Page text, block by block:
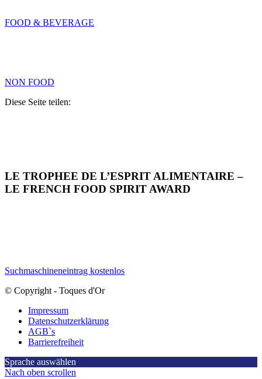
FOOD & BEVERAGE
NON FOOD
Diese Seite teilen:
LE TROPHEE DE L’ESPRIT ALIMENTAIRE –
LE FRENCH FOOD SPIRIT AWARD
Suchmaschineneintrag kostenlos
© Copyright - Toques d'Or
Impressum
Datenschutzerklärung
AGB`s
Barrierefreiheit
Sprache auswählen
Nach oben scrollen